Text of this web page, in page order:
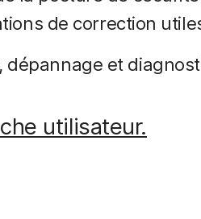
de correction
dépannage et
utilisateur.